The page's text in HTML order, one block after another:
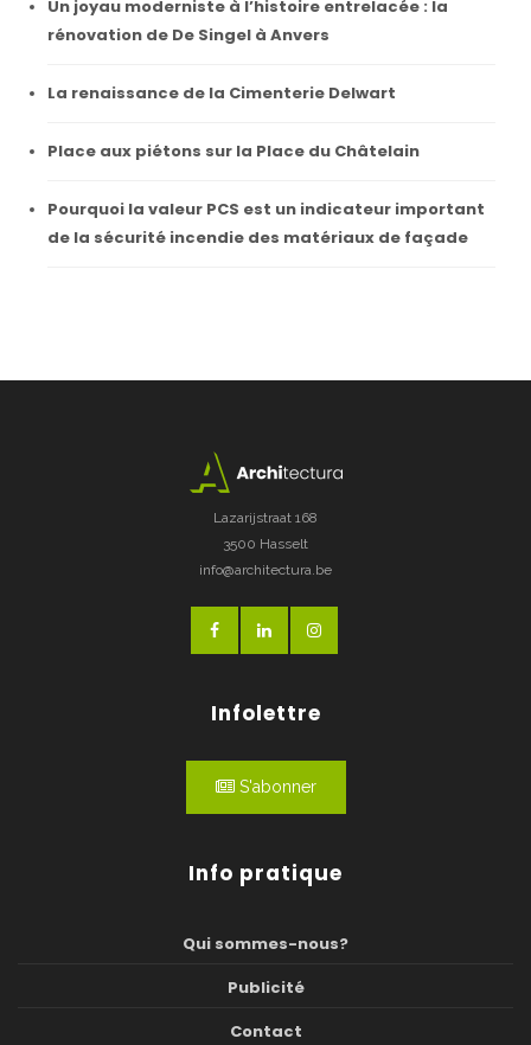
Un joyau moderniste à l’histoire entrelacée : la
rénovation de De Singel à Anvers
La renaissance de la Cimenterie Delwart
Place aux piétons sur la Place du Châtelain
Pourquoi la valeur PCS est un indicateur important
de la sécurité incendie des matériaux de façade
Lazarijstraat 168
3500 Hasselt
info@architectura.be
Infolettre
S'abonner
Info pratique
Qui sommes-nous?
Publicité
Contact